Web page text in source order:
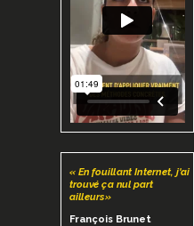
« En fouillant Internet, j'ai
trouvé ça nul part
ailleurs»
François Brunet